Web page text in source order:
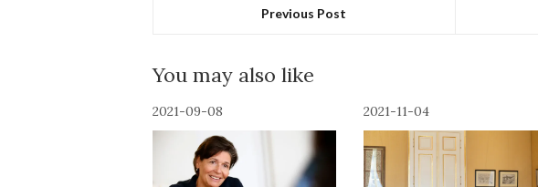
Previous Post
You may also like
2021-09-08 2021-11-04